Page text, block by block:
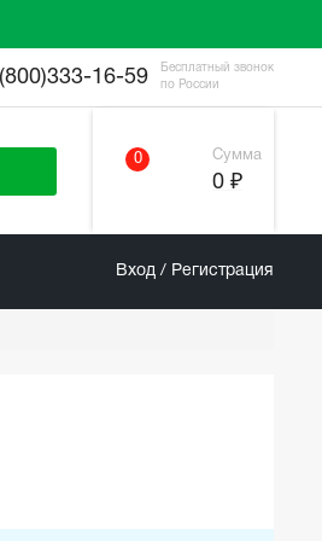
16-59
Бесплатный звонок
по России
0 Сумма
0 ₽
Вход / Регистрация